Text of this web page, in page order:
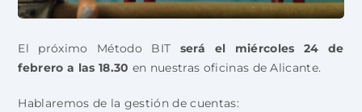
El próximo Método BIT será el miércoles 24 de
febrero a las 18.30 en nuestras oficinas de Alicante.
Hablaremos de la gestión de cuentas: